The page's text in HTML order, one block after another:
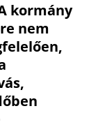
kormány
nem